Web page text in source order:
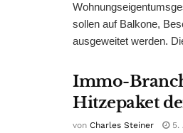
sollen auf Balkone,
ausgeweitet werden.
Immo-
Hitzepaket
von Charles Steiner 5.